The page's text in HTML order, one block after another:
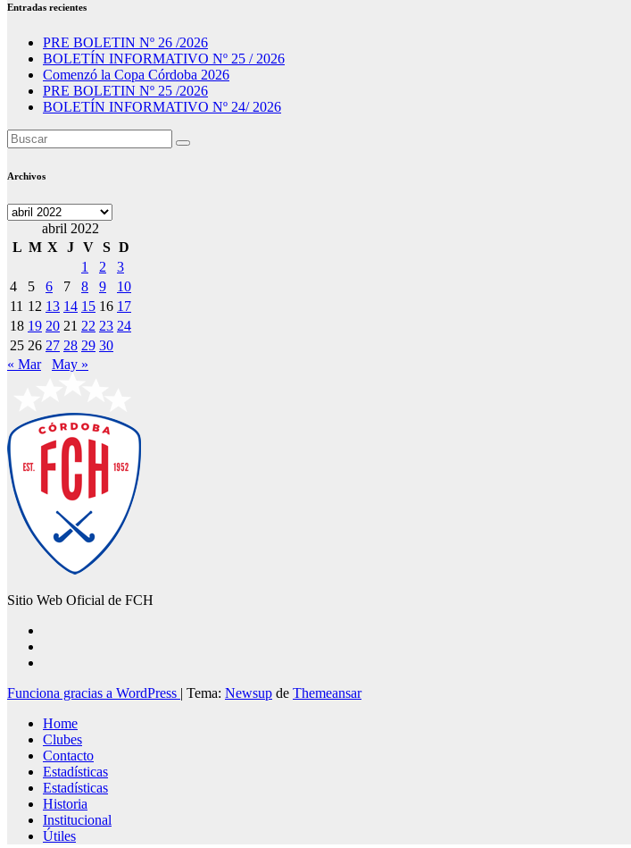
Entradas recientes
PRE BOLETIN Nº 26 /2026
BOLETÍN INFORMATIVO Nº 25 / 2026
Comenzó la Copa Córdoba 2026
PRE BOLETIN Nº 25 /2026
BOLETÍN INFORMATIVO Nº 24/ 2026
Archivos
Archivos
abril 2022
L M X J V S D
1
2
3
4
5 6 7 8 9
10
11 12 13 14 15 16 17
18 19 20 21 22 23 24
25 26 27 28 29 30
« Mar
May »
Sitio Web Oficial de FCH
Funciona gracias a WordPress | Tema: Newsup de Themeansar
Home
Clubes
Contacto
Estadísticas
Estadísticas
Historia
Institucional
Útiles